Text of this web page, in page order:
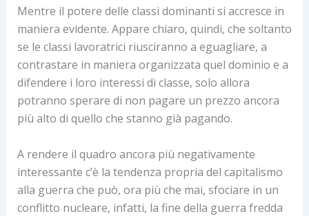
Mentre il potere delle classi dominanti si accresce in
maniera evidente. Appare chiaro, quindi, che soltanto
se le classi lavoratrici riusciranno a eguagliare, a
contrastare in maniera organizzata quel dominio e a
difendere i loro interessi di classe, solo allora
potranno sperare di non pagare un prezzo ancora
più alto di quello che stanno già pagando.
A rendere il quadro ancora più negativamente
interessante c’è la tendenza propria del capitalismo
alla guerra che può, ora più che mai, sfociare in un
conflitto nucleare, infatti, la fine della guerra fredda